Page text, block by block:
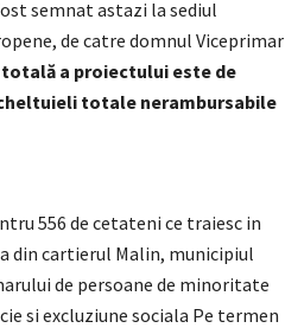
semnat astazi la sediul
de catre domnul Viceprimar
a proiectului este de
cheltuieli totale nerambursabile
556 de cetateni ce traiesc in
din cartierul Malin, municipiul
de persoane de minoritate
si excluziune sociala Pe termen